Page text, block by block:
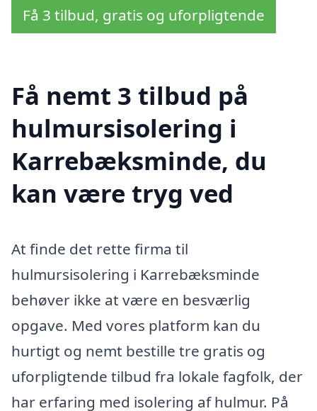
Få 3 tilbud, gratis og uforpligtende
Få nemt 3 tilbud på
hulmursisolering i
Karrebæksminde, du
kan være tryg ved
At finde det rette firma til
hulmursisolering i Karrebæksminde
behøver ikke at være en besværlig
opgave. Med vores platform kan du
hurtigt og nemt bestille tre gratis og
uforpligtende tilbud fra lokale fagfolk, der
har erfaring med isolering af hulmur. På